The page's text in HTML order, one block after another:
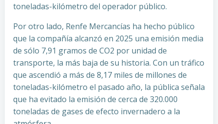
toneladas-kilómetro del operador público.
Por otro lado, Renfe Mercancías ha hecho público
que la compañía alcanzó en 2025 una emisión media
de sólo 7,91 gramos de CO2 por unidad de
transporte, la más baja de su historia. Con un tráfico
que ascendió a más de 8,17 miles de millones de
toneladas-kilómetro el pasado año, la pública señala
que ha evitado la emisión de cerca de 320.000
toneladas de gases de efecto invernadero a la